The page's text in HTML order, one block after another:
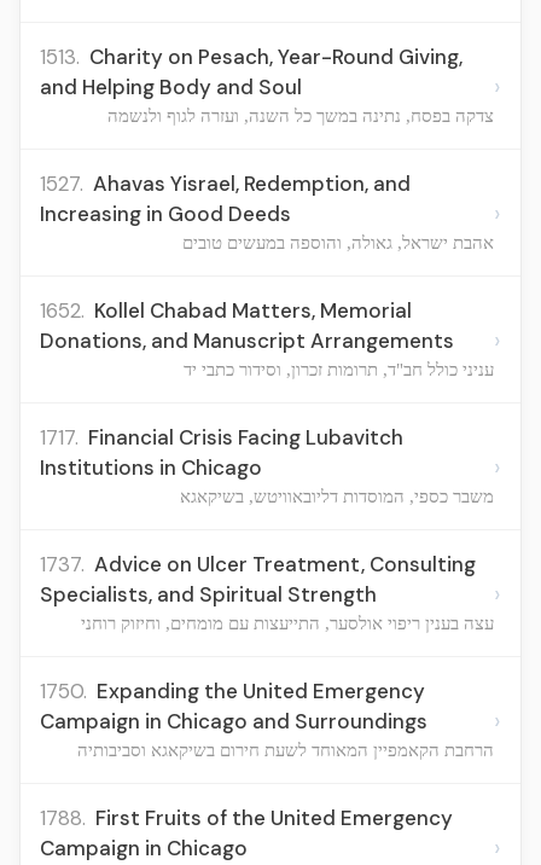
1513. Charity on Pesach, Year-Round Giving,
and Helping Body and Soul
צדקה בפסח, נתינה במשך כל השנה, ועזרה לגוף ולנשמה
›
1527. Ahavas Yisrael, Redemption, and
Increasing in Good Deeds
אהבת ישראל, גאולה, והוספה במעשים טובים
›
1652. Kollel Chabad Matters, Memorial
Donations, and Manuscript Arrangements
עניני כולל חב"ד, תרומות זכרון, וסידור כתבי יד
›
1717. Financial Crisis Facing Lubavitch
Institutions in Chicago
משבר כספי, המוסדות דליובאוויטש, בשיקאגא
›
1737. Advice on Ulcer Treatment, Consulting
Specialists, and Spiritual Strength
עצה בענין ריפוי אולסער, התייעצות עם מומחים, וחיזוק רוחני
›
1750. Expanding the United Emergency
Campaign in Chicago and Surroundings
הרחבת הקאמפיין המאוחד לשעת חירום בשיקאגא וסביבותיה
›
1788. First Fruits of the United Emergency
Campaign in Chicago
›